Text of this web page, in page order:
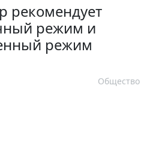
рекомендует
режим и
режим
Общество